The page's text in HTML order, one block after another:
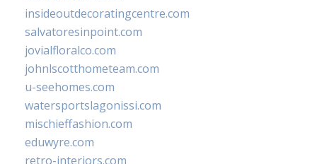
insideoutdecoratingcentre.com
salvatoresinpoint.com
jovialfloralco.com
johnlscotthometeam.com
u-seehomes.com
watersportslagonissi.com
mischieffashion.com
eduwyre.com
retro-interiors.com